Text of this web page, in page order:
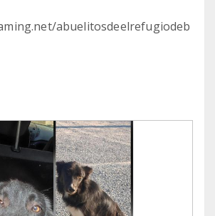
abuelitosdeelrefugiodeb